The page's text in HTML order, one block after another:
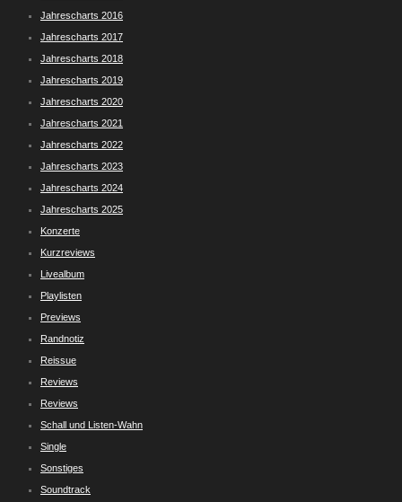
Jahrescharts 2016
Jahrescharts 2017
Jahrescharts 2018
Jahrescharts 2019
Jahrescharts 2020
Jahrescharts 2021
Jahrescharts 2022
Jahrescharts 2023
Jahrescharts 2024
Jahrescharts 2025
Konzerte
Kurzreviews
Livealbum
Playlisten
Previews
Randnotiz
Reissue
Reviews
Reviews
Schall und Listen-Wahn
Single
Sonstiges
Soundtrack